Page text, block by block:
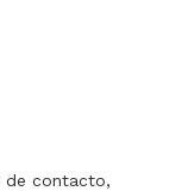
de contacto,